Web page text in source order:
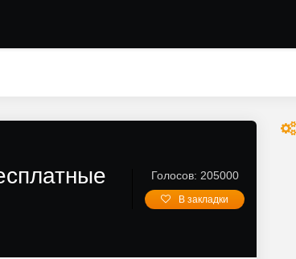
Голосов: 205000
В закладки